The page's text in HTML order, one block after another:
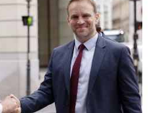
sociale et environnementale